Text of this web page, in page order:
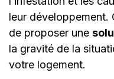
leur développement.
de proposer une
la gravité de la
votre logement.